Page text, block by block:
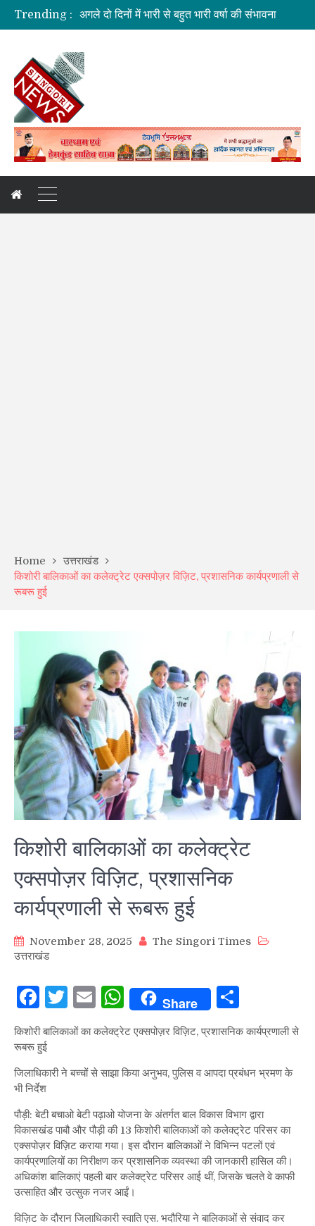
Trending :
दुःखदः वाहन दुर्घटनाग्रस्त, पांच की मौत
कौशल विकास एवं रोजगार से संबंधित योजनाओं की समीक्षा बैठक
कांवड़ यात्रा: देखिए, नीलकंठ क्षेत्र की झलकियां
Home
उत्तराखंड
किशोरी बालिकाओं का कलेक्ट्रेट एक्सपोज़र विज़िट, प्रशासनिक कार्यप्रणाली से
रूबरू हुई
किशोरी बालिकाओं का कलेक्ट्रेट
एक्सपोज़र विज़िट, प्रशासनिक
कार्यप्रणाली से रूबरू हुई
November 28, 2025
The Singori Times
उत्तराखंड
Facebook
Twitter
EmailWhatsApp
Share
किशोरी बालिकाओं का कलेक्ट्रेट एक्सपोज़र विज़िट, प्रशासनिक कार्यप्रणाली से
रूबरू हुई
जिलाधिकारी ने बच्चों से साझा किया अनुभव, पुलिस व आपदा प्रबंधन भ्रमण के
भी निर्देश
पौड़ी: बेटी बचाओ बेटी पढ़ाओ योजना के अंतर्गत बाल विकास विभाग द्वारा
विकासखंड पाबौ और पौड़ी की 13 किशोरी बालिकाओं को कलेक्ट्रेट परिसर का
एक्सपोज़र विज़िट कराया गया। इस दौरान बालिकाओं ने विभिन्न पटलों एवं
कार्यप्रणालियों का निरीक्षण कर प्रशासनिक व्यवस्था की जानकारी हासिल की।
अधिकांश बालिकाएं पहली बार कलेक्ट्रेट परिसर आई थीं, जिसके चलते वे काफी
उत्साहित और उत्सुक नजर आईं।
विज़िट के दौरान जिलाधिकारी स्वाति एस. भदौरिया ने बालिकाओं से संवाद कर